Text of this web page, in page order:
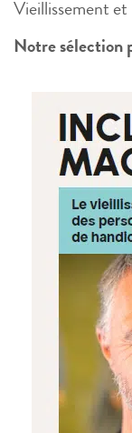
Vieillissement
Notre sélection